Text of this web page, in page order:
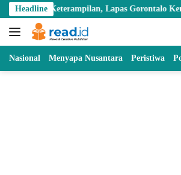
Skip
to
content
HeadlineLapas Gorontalo Kembangkan
Nasional Menyapa Nusantara Peristiwa